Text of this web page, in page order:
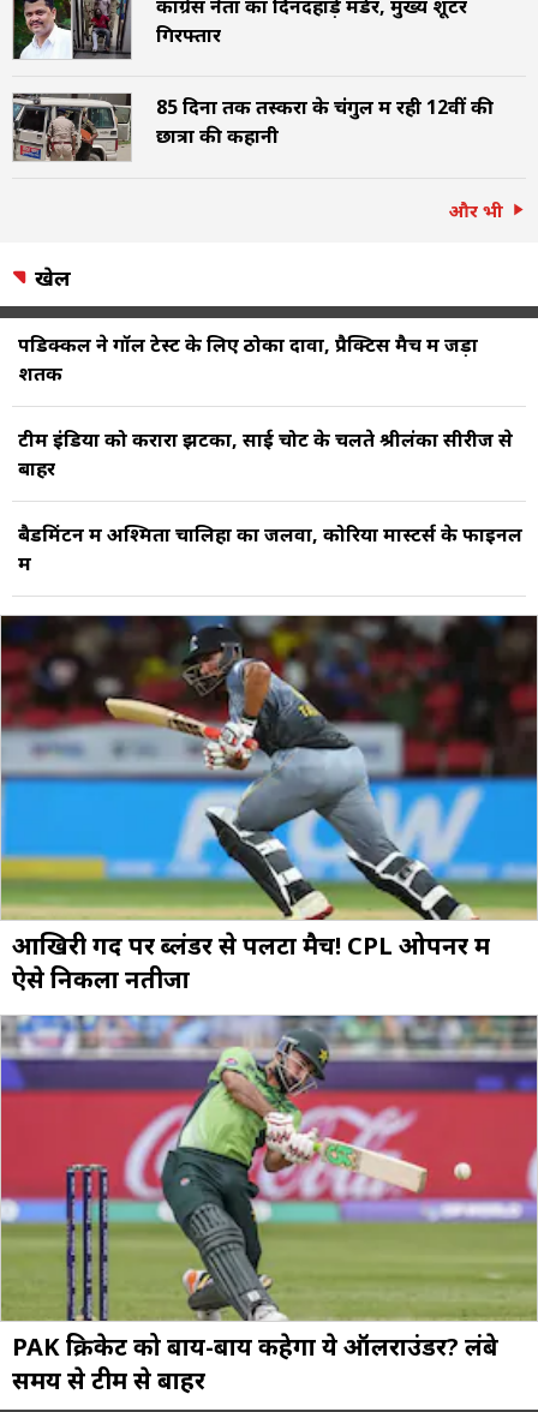
कांग्रेस नेता का दिनदहाड़े मर्डर, मुख्य शूटर
गिरफ्तार
85 दिनों तक तस्करों के चंगुल में रही 12वीं की
छात्रा की कहानी
और भी
खेल
पडिक्कल ने गॉल टेस्ट के लिए ठोका दावा, प्रैक्टिस मैच में जड़ा
शतक
टीम इंड‍िया को करारा झटका, साई चोट के चलते श्रीलंका सीरीज से
बाहर
बैडमिंटन में अश्मिता चालिहा का जलवा, कोरिया मास्टर्स के फाइनल
में
आखिरी गेंद पर ब्लंडर से पलटा मैच! CPL ओपनर में
ऐसे न‍िकला नतीजा
PAK क्रिकेट को बाय-बाय कहेगा ये ऑलराउंडर? लंबे
समय से टीम से बाहर